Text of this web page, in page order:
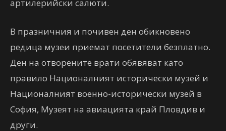
артилерийски салюти.
В празничния и почивен ден обикновено
редица музеи приемат посетители безплатно.
Ден на отворените врати обявяват като
правило Националният исторически музей и
Националният военно-исторически музей в
София, Музеят на авиацията край Пловдив и
други.